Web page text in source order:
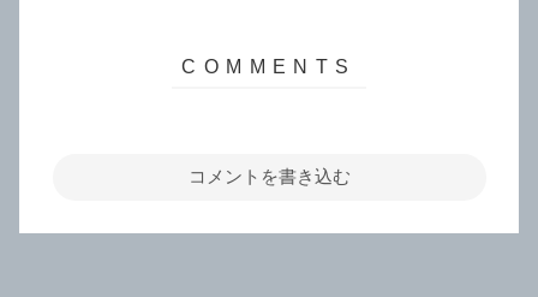
コメントを書き込む